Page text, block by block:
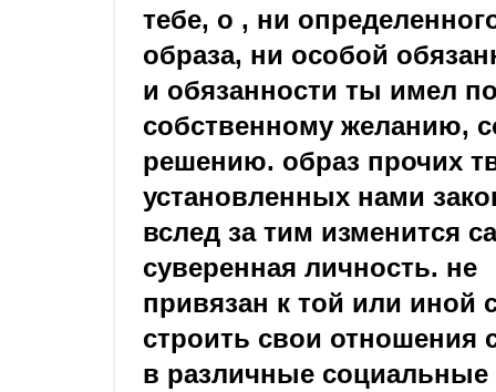
тебе, о , ни
образа, ни особой
и обязанности ты имел по
собственному желанию,
решению. образ прочих
установленных нами
вслед за тим изменится
суверенная личность. не
привязан к той или иной
строить свои отношения
в различные